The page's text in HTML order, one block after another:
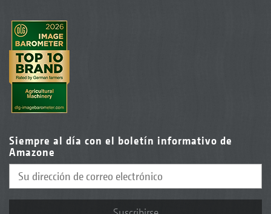
Siempre al día con el boletín informativo de
Amazone